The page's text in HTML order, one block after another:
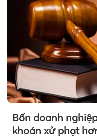
Bốn doanh
khoán xử phạt